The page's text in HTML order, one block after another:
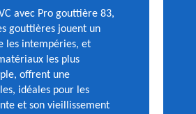
avec Pro gouttière 83,
gouttières jouent un
les intempéries, et
les plus
offrent une
idéales pour les
et son vieillissement